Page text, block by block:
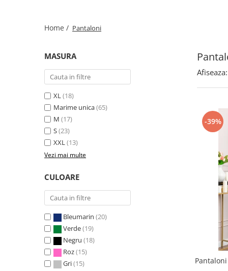
Home / Pantaloni
MASURA
XL(18)
Marime unica(65)
M (17)
S(23)
XXL(13)
Vezi mai multe
CULOARE
Bleumarin (20)
Verde(19)
Negru (18)
Roz(15)
Gri(15)
Afiseaza:
-39%